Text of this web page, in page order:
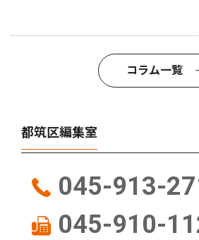
コラム一覧
都筑区編集室
045-913-
045-910-